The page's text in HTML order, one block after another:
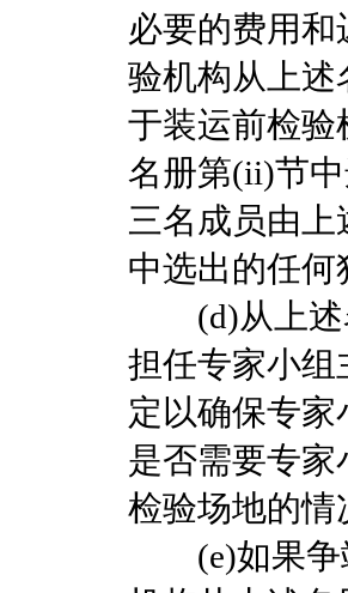
必要的费用
验机构从上
于装运前检验
名册第(ii)节
三名成员由
中选出的任
(d)从上述
担任专家小组
定以确保专
是否需要专
检验场地的情
(e)如果争